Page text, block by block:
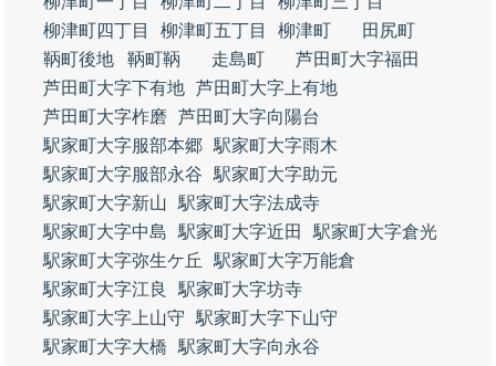
柳津町四丁目
柳津町五丁目 柳津町
田尻町
鞆町後地
鞆町鞆 走島町
芦田町大字福田
芦田町大字下有地 芦田町大字上有地
芦田町大字柞磨
芦田町大字向陽台
駅家町大字服部本郷 駅家町大字雨木
駅家町大字服部永谷
駅家町大字助元
駅家町大字新山
駅家町大字法成寺
駅家町大字中島
駅家町大字近田
駅家町大字倉光
駅家町大字弥生ケ丘
駅家町大字万能倉
駅家町大字江良
駅家町大字坊寺
駅家町大字上山守
駅家町大字下山守
駅家町大字大橋
駅家町大字向永谷